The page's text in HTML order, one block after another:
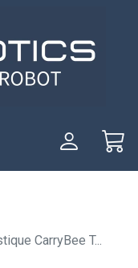
CarryBee T...